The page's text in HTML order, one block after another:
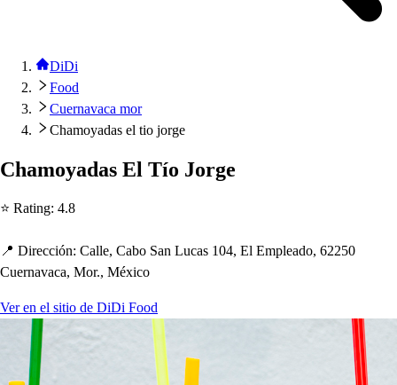
DiDi
Food
Cuernavaca mor
Chamoyadas el tio jorge
Chamoyadas El Tío Jorge
⭐ Rating: 4.8
📍 Dirección: Calle, Cabo San Lucas 104, El Empleado, 62250
Cuernavaca, Mor., México
Ver en el sitio de DiDi Food